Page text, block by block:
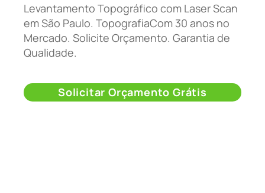
Levantamento Topográfico com Laser Scan
em São Paulo. TopografiaCom 30 anos no
Mercado. Solicite Orçamento. Garantia de
Qualidade.
Solicitar Orçamento Grátis